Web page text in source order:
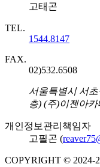
고태곤
TEL.
1544.8147
FAX.
02)532.6508
서울특별시 서
층) (주)이젠아카
개인정보관리책임자
고필곤 (
COPYRIGHT © 2024-